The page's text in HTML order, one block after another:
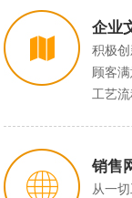
企业
积极
顾客
工艺流
销售
从一